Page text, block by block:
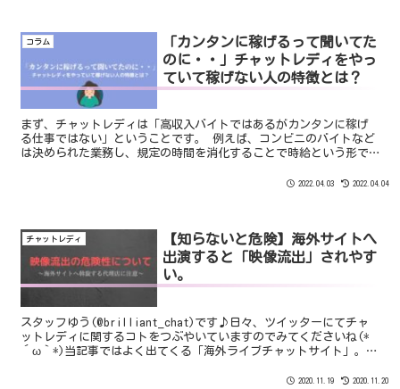
コラム
「カンタンに稼げるって聞いてた
のに・・」チャットレディをやっ
ていて稼げない人の特徴とは？
まず、チャットレディは「高収入バイトではあるがカンタンに稼げ
る仕事ではない」ということです。 例えば、コンビニのバイトなど
は決められた業務し、規定の時間を消化することで時給という形で
かったとしても会社からはキチンとお給料がもらえます。 しかし、
2022.04.03 2022.04.04
チャットレディ
【知らないと危険】海外サイトへ
出演すると「映像流出」されやす
い。
スタッフゆう(@brilliant_chat)です♪日々、ツイッターにてチャ
ットレディに関するコトをつぶやいていますのでみてくださいね(*
´ω｀*)当記事ではよく出てくる「海外ライブチャットサイト」。主
2020.11.19 2020.11.20